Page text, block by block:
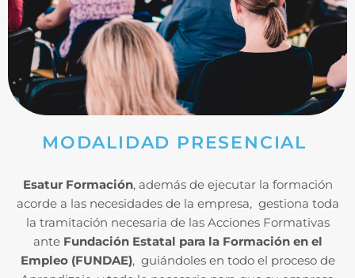
MODALIDAD PRESENCIAL
Esatur Formación, además de ejecutar la formación
acorde a las necesidades de la empresa, gestiona toda
la tramitación necesaria de las Acciones Formativas
ante Fundación Estatal para la Formación en el
Empleo (FUNDAE), guiándoles en todo el proceso de